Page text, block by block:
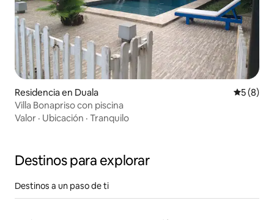
Residencia en Duala
5 (8)
Villa Bonapriso con piscina
Valor · Ubicación · Tranquilo
Destinos para explorar
Destinos a un paso de ti